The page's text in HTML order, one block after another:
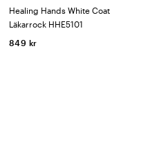
Healing Hands White Coat
Läkarrock HHE5101
849 kr